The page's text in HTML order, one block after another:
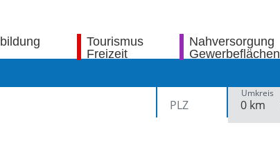
Tourismus
Freizeit
Nahversorgung
Gewerbeflächen
Umkreis